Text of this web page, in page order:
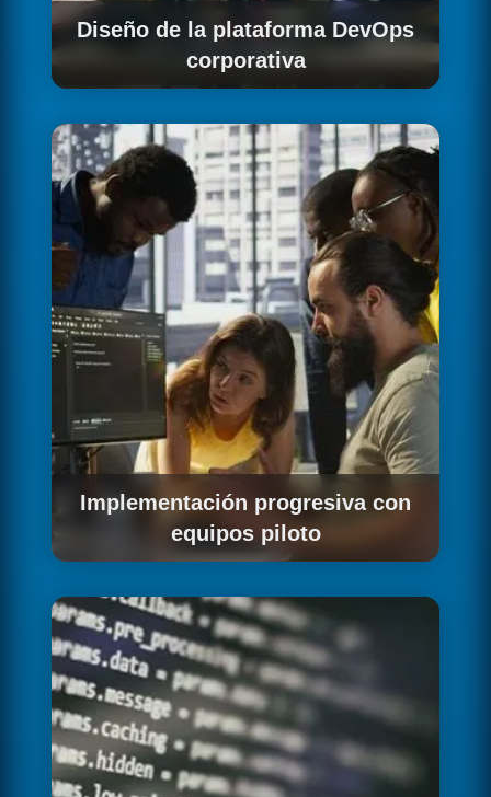
Diseño de la plataforma DevOps
corporativa
Definimos la arquitectura de la plataforma
de despliegue, estructura de clústeres y
modelo de gobierno para múltiples equipos.
Implementación progresiva con
equipos piloto
Arrancamos con un equipo piloto para validar
organización, reduciendo el riesgo de
adopción y generando casos de éxito internos.